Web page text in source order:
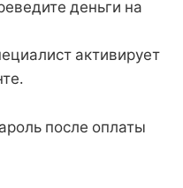
деньги на
активирует
после оплаты